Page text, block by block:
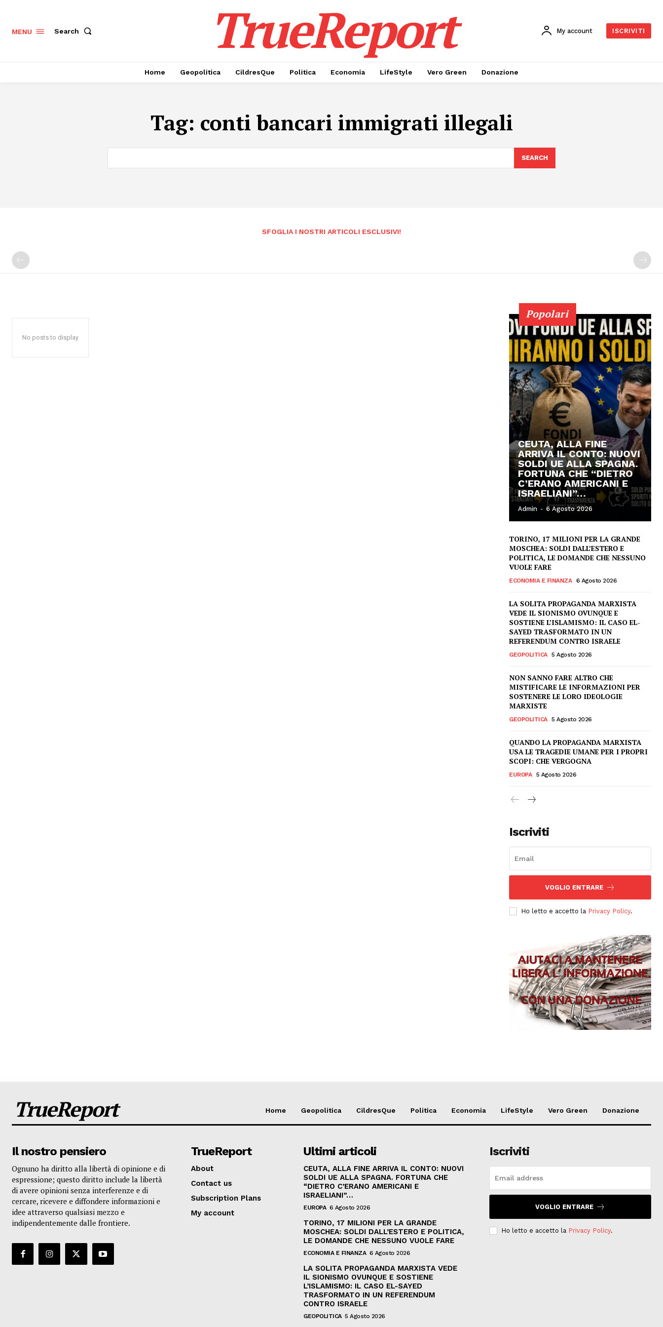
MENU Search TrueReport My account ISCRIVITI
Home Geopolitica CildresQue Politica Economia LifeStyle Vero Green Donazione
Tag: conti bancari immigrati illegali
SEARCH
SFOGLIA I NOSTRI ARTICOLI ESCLUSIVI!
No posts to display
Popolari
CEUTA, ALLA FINE
ARRIVA IL CONTO: NUOVI
SOLDI UE ALLA SPAGNA.
FORTUNA CHE “DIETRO
C’ERANO AMERICANI E
ISRAELIANI”…
Admin - 6 Agosto 2026
TORINO, 17 MILIONI PER LA GRANDE
MOSCHEA: SOLDI DALL’ESTERO E
POLITICA, LE DOMANDE CHE NESSUNO
VUOLE FARE
ECONOMIA E FINANZA 6 Agosto 2026
LA SOLITA PROPAGANDA MARXISTA
VEDE IL SIONISMO OVUNQUE E
SOSTIENE L’ISLAMISMO: IL CASO EL-
SAYED TRASFORMATO IN UN
REFERENDUM CONTRO ISRAELE
GEOPOLITICA 5 Agosto 2026
NON SANNO FARE ALTRO CHE
MISTIFICARE LE INFORMAZIONI PER
SOSTENERE LE LORO IDEOLOGIE
MARXISTE
GEOPOLITICA 5 Agosto 2026
QUANDO LA PROPAGANDA MARXISTA
USA LE TRAGEDIE UMANE PER I PROPRI
SCOPI: CHE VERGOGNA
EUROPA 5 Agosto 2026
Iscriviti
VOGLIO ENTRARE
Ho letto e accetto la Privacy Policy.
TrueReport Home Geopolitica CildresQue Politica Economia LifeStyle Vero Green Donazione
Il nostro pensiero
Ognuno ha diritto alla libertà di opinione e di
espressione; questo diritto include la libertà
di avere opinioni senza interferenze e di
cercare, ricevere e diffondere informazioni e
idee attraverso qualsiasi mezzo e
indipendentemente dalle frontiere.
TrueReport
About
Contact us
Subscription Plans
My account
Ultimi articoli
CEUTA, ALLA FINE ARRIVA IL CONTO: NUOVI
SOLDI UE ALLA SPAGNA. FORTUNA CHE
“DIETRO C’ERANO AMERICANI E
ISRAELIANI”…
EUROPA 6 Agosto 2026
TORINO, 17 MILIONI PER LA GRANDE
MOSCHEA: SOLDI DALL’ESTERO E POLITICA,
LE DOMANDE CHE NESSUNO VUOLE FARE
ECONOMIA E FINANZA 6 Agosto 2026
LA SOLITA PROPAGANDA MARXISTA VEDE
IL SIONISMO OVUNQUE E SOSTIENE
L’ISLAMISMO: IL CASO EL-SAYED
TRASFORMATO IN UN REFERENDUM
CONTRO ISRAELE
GEOPOLITICA 5 Agosto 2026
Iscriviti
VOGLIO ENTRARE
Ho letto e accetto la Privacy Policy.